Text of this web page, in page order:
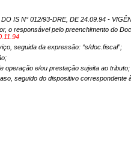
IS N° 012/93-DRE, DE 24.09.94 -
o responsável pelo preenchimento do
seguida da expressão: “s/doc.fiscal”;
operação e/ou prestação sujeita ao tributo;
seguido do dispositivo correspondente